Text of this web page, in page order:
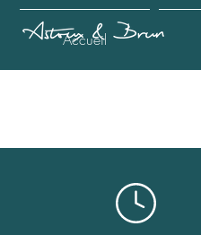
Accueil